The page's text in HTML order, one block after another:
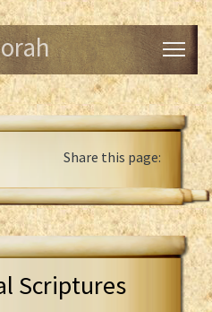
Share this page:
Scriptures